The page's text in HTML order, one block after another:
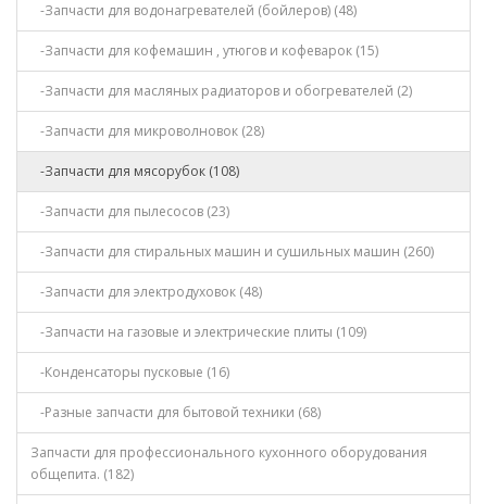
-Запчасти для водонагревателей (бойлеров) (48)
-Запчасти для кофемашин , утюгов и кофеварок (15)
-Запчасти для масляных радиаторов и обогревателей (2)
-Запчасти для микроволновок (28)
-Запчасти для мясорубок (108)
-Запчасти для пылесосов (23)
-Запчасти для стиральных машин и сушильных машин (260)
-Запчасти для электродуховок (48)
-Запчасти на газовые и электрические плиты (109)
-Конденсаторы пусковые (16)
-Разные запчасти для бытовой техники (68)
Запчасти для профессионального кухонного оборудования
общепита. (182)